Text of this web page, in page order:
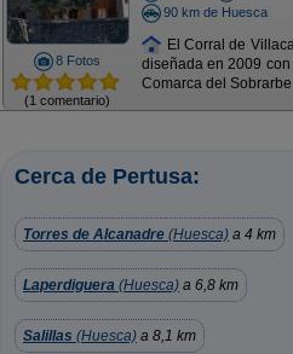
8 Fotos
(1 comentario)
90 km de Huesca
El Corral de
diseñada en 2009
Comarca del
Cerca de Pertusa:
Torres de Alcanadre (Huesca) a 4 km
Laperdiguera (Huesca) a 6,8 km
Salillas (Huesca) a 8,1 km